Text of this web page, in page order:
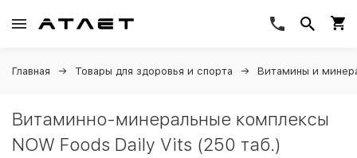
Главная Товары для здоровья и спорта Витамины и
Витаминно-минеральные комплексы
NOW Foods Daily Vits (250 таб.)